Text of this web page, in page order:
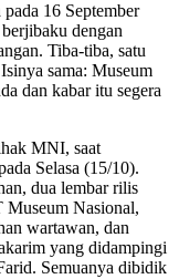
16 September
dengan
Tiba-tiba, satu
sama: Museum
dan kabar itu segera
MNI, saat
Selasa (15/10).
dua lembar rilis
Museum Nasional,
wartawan, dan
yang didampingi
Semuanya dibidik